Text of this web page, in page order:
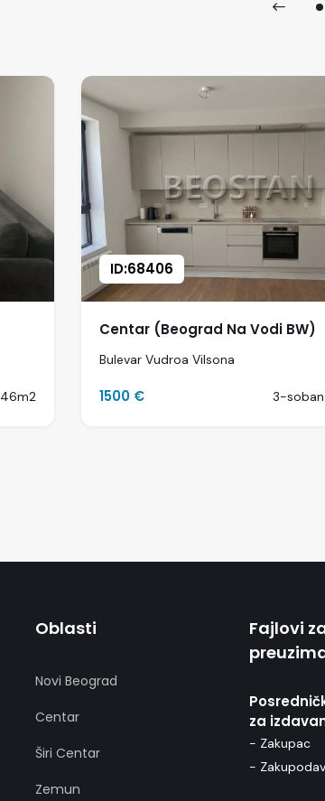
46m2
ID:68406
Centar (Beograd Na Vodi BW)
Bulevar Vudroa Vilsona
1500 € 3-soban
Oblasti
Novi Beograd
Centar
Širi Centar
Zemun
Fajlovi
za
- Zakupac
-